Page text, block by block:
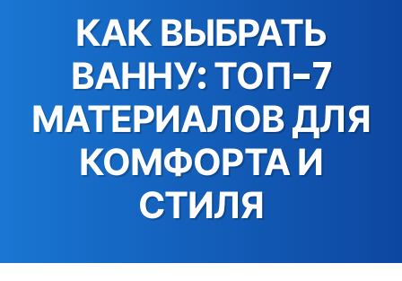
КАК ВЫБРАТЬ
ВАННУ: ТОП-7
МАТЕРИАЛОВ ДЛЯ
КОМФОРТА И
СТИЛЯ